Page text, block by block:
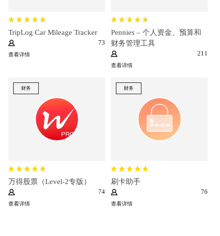
TripLog Car Mileage Tracker
73
查看详情
Pennies – 个人资金、预算和
财务管理工具
211
查看详情
财务
万得股票（Level-2专版）
74
查看详情
财务
刷卡助手
76
查看详情